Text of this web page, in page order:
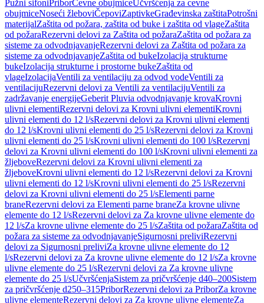
Pužni sifoniPriborCevne obujmiceUčvršćenja za cevne
obujmiceNoseći žleboviČepoviZaptivkeGrađevinska zaštitaPotrošni
materijalZaštita od požara, zaštita od buke i zaštita od vlageZaštita
od požaraRezervni delovi za Zaštita od požaraZaštita od požara za
sisteme za odvodnjavanjeRezervni delovi za Zaštita od požara za
sisteme za odvodnjavanjeZaštita od bukeIzolacija strukturne
bukeIzolacija strukturne i prostorne bukeZaštita od
vlageIzolacijaVentili za ventilaciju za odvod vodeVentili za
ventilacijuRezervni delovi za Ventili za ventilacijuVentili za
zadržavanje energijeGeberit Pluvia odvodnjavanje krovaKrovni
ulivni elementiRezervni delovi za Krovni ulivni elementiKrovni
ulivni elementi do 12 l/sRezervni delovi za Krovni ulivni elementi
do 12 l/sKrovni ulivni elementi do 25 l/sRezervni delovi za Krovni
ulivni elementi do 25 l/sKrovni ulivni elementi do 100 l/sRezervni
delovi za Krovni ulivni elementi do 100 l/sKrovni ulivni elementi za
žljeboveRezervni delovi za Krovni ulivni elementi za
žljeboveKrovni ulivni elementi do 12 l/sRezervni delovi za Krovni
ulivni elementi do 12 l/sKrovni ulivni elementi do 25 l/sRezervni
delovi za Krovni ulivni elementi do 25 l/sElementi parne
braneRezervni delovi za Elementi parne braneZa krovne ulivne
elemente do 12 l/sRezervni delovi za Za krovne ulivne elemente do
12 l/sZa krovne ulivne elemente do 25 l/sZaštita od požaraZaštita od
požara za sisteme za odvodnjavanjeSigurnosni preliviRezervni
delovi za Sigurnosni preliviZa krovne ulivne elemente do 12
l/sRezervni delovi za Za krovne ulivne elemente do 12 l/sZa krovne
ulivne elemente do 25 l/sRezervni delovi za Za krovne ulivne
elemente do 25 l/sUčvršćenjaSistem za pričvršćenje d40–200Sistem
za pričvršćenje d250–315PriborRezervni delovi za PriborZa krovne
ulivne elementeRezervni delovi za Za krovne ulivne elementeZa